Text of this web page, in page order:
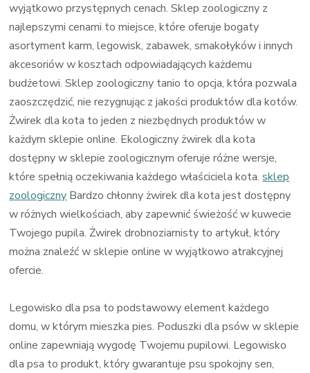
wyjątkowo przystępnych cenach. Sklep zoologiczny z
najlepszymi cenami to miejsce, które oferuje bogaty
asortyment karm, legowisk, zabawek, smakołyków i innych
akcesoriów w kosztach odpowiadających każdemu
budżetowi. Sklep zoologiczny tanio to opcja, która pozwala
zaoszczędzić, nie rezygnując z jakości produktów dla kotów.
Żwirek dla kota to jeden z niezbędnych produktów w
każdym sklepie online. Ekologiczny żwirek dla kota
dostępny w sklepie zoologicznym oferuje różne wersje,
które spełnią oczekiwania każdego właściciela kota.sklep
zoologiczny Bardzo chłonny żwirek dla kota jest dostępny
w różnych wielkościach, aby zapewnić świeżość w kuwecie
Twojego pupila. Żwirek drobnoziarnisty to artykuł, który
można znaleźć w sklepie online w wyjątkowo atrakcyjnej
ofercie.
Legowisko dla psa to podstawowy element każdego
domu, w którym mieszka pies. Poduszki dla psów w sklepie
online zapewniają wygodę Twojemu pupilowi. Legowisko
dla psa to produkt, który gwarantuje psu spokojny sen,